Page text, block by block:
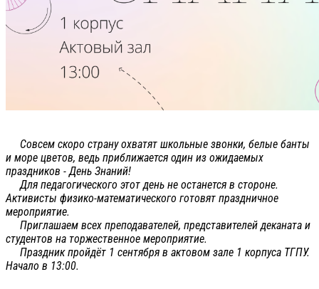
Совсем скоро страну охватят школьные звонки, белые банты
и море цветов, ведь приближается один из ожидаемых
праздников - День Знаний!
Для педагогического этот день не останется в стороне.
Активисты физико-математического готовят праздничное
мероприятие.
Приглашаем всех преподавателей, представителей деканата и
студентов на торжественное мероприятие.
Праздник пройдёт 1 сентября в актовом зале 1 корпуса ТГПУ.
Начало в 13:00.